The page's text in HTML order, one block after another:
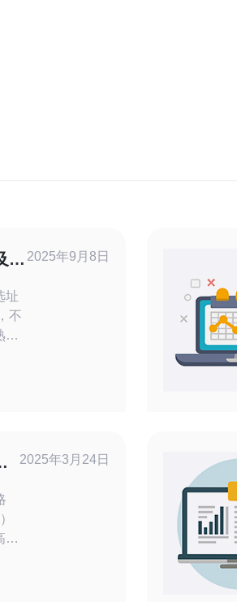
其
址
不
的
2025年9月8日
网
2025年3月24日